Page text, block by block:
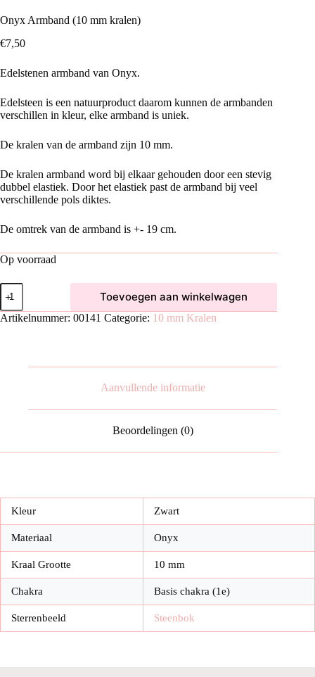
Onyx Armband (10 mm kralen)
€7,50
Edelstenen armband van Onyx.
Edelsteen is een natuurproduct daarom kunnen de armbanden
verschillen in kleur, elke armband is uniek.
De kralen van de armband zijn 10 mm.
De kralen armband word bij elkaar gehouden door een stevig
dubbel elastiek. Door het elastiek past de armband bij veel
verschillende pols diktes.
De omtrek van de armband is +- 19 cm.
Op voorraad
Onyx
Armband
(10
mm
Toevoegen aan winkelwagen
Artikelnummer: 00141 Categorie: 10 mm Kralen
Aanvullende informatie
Beoordelingen (0)
Kleur Zwart
Materiaal Onyx
Kraal Grootte 10 mm
Chakra Basis chakra (1e)
Sterrenbeeld Steenbok